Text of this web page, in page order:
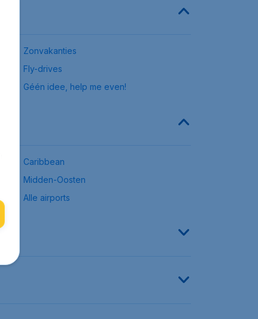
Zonvakanties
Fly-drives
Géén idee, help me even!
Caribbean
Midden-Oosten
Alle airports